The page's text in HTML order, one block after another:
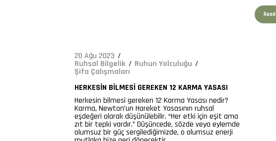
20 Ağu 2023
Ruhsal Bilgelik Ruhun Yolculuğu
Şifa Çalışmaları
HERKESIN BILMESI GEREKEN 12 KARMA YASASI
Herkesin bilmesi gereken 12 Karma Yasası nedir?
Karma, Newton’un Hareket Yasasının ruhsal
eşdeğeri olarak düşünülebilir. “Her etki için eşit ama
zıt bir tepki vardır.” Düşüncede, sözde veya eylemde
olumsuz bir güç sergilediğimizde, o olumsuz enerji